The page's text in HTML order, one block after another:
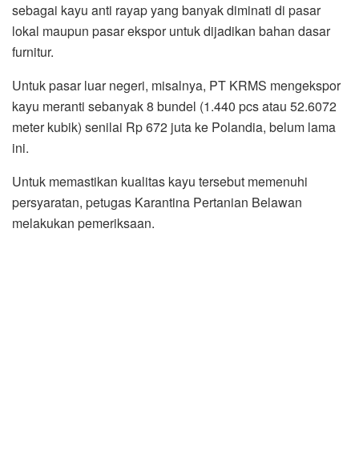
sebagai kayu anti rayap yang banyak diminati di pasar
lokal maupun pasar ekspor untuk dijadikan bahan dasar
furnitur.
Untuk pasar luar negeri, misalnya, PT KRMS mengekspor
kayu meranti sebanyak 8 bundel (1.440 pcs atau 52.6072
meter kubik) senilai Rp 672 juta ke Polandia, belum lama
ini.
Untuk memastikan kualitas kayu tersebut memenuhi
persyaratan, petugas Karantina Pertanian Belawan
melakukan pemeriksaan.